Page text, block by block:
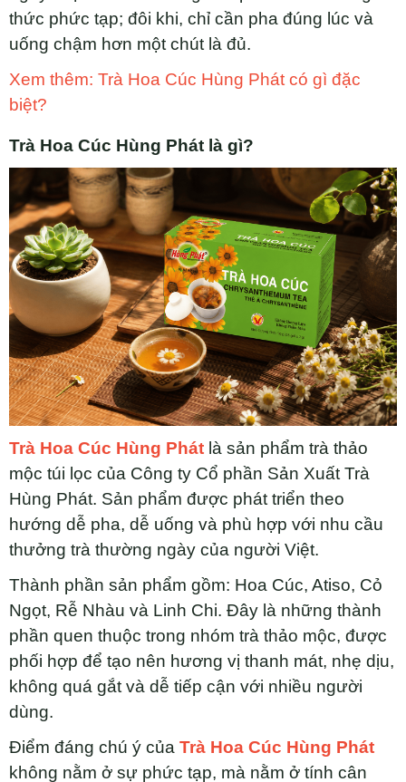
thức phức tạp; đôi khi, chỉ cần pha đúng lúc và
uống chậm hơn một chút là đủ.
Xem thêm: Trà Hoa Cúc Hùng Phát có gì đặc
biệt?
Trà Hoa Cúc Hùng Phát là gì?
Trà Hoa Cúc Hùng Phát là sản phẩm trà thảo
mộc túi lọc của Công ty Cổ phần Sản Xuất Trà
Hùng Phát. Sản phẩm được phát triển theo
hướng dễ pha, dễ uống và phù hợp với nhu cầu
thưởng trà thường ngày của người Việt.
Thành phần sản phẩm gồm: Hoa Cúc, Atiso, Cỏ
Ngọt, Rễ Nhàu và Linh Chi. Đây là những thành
phần quen thuộc trong nhóm trà thảo mộc, được
phối hợp để tạo nên hương vị thanh mát, nhẹ dịu,
không quá gắt và dễ tiếp cận với nhiều người
dùng.
Điểm đáng chú ý của Trà Hoa Cúc Hùng Phát
không nằm ở sự phức tạp, mà nằm ở tính cân